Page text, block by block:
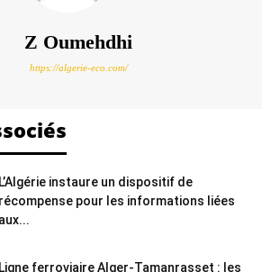
Z Oumehdhi
https://algerie-eco.com/
L’Algérie instaure un dispositif de
récompense pour les informations liées
aux...
Ligne ferroviaire Alger-Tamanrasset : les